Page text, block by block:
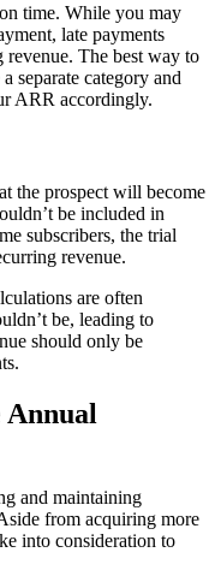
time. While you may
late payments
revenue. The best way to
separate category and
ARR accordingly.
the prospect will become
be included in
subscribers, the trial
revenue.
are often
be, leading to
should only be
Annual
and maintaining
from acquiring more
into consideration to